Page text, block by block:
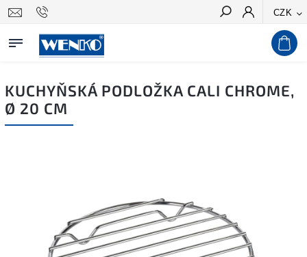
CZK
Hledat
KUCHYŇSKÁ PODLOŽKA CALI CHROME,
Ø 20 CM